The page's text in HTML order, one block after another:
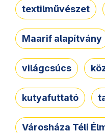
textilművészet
Maarif alapítvány
világcsúcs
kutyafuttató
Városháza Téli